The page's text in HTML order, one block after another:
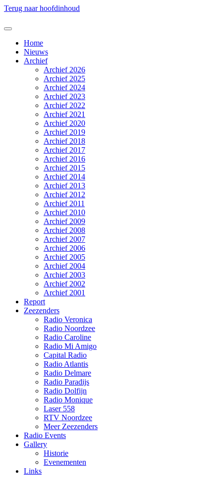
Terug naar hoofdinhoud
Home
Nieuws
Archief
Archief 2026
Archief 2025
Archief 2024
Archief 2023
Archief 2022
Archief 2021
Archief 2020
Archief 2019
Archief 2018
Archief 2017
Archief 2016
Archief 2015
Archief 2014
Archief 2013
Archief 2012
Archief 2011
Archief 2010
Archief 2009
Archief 2008
Archief 2007
Archief 2006
Archief 2005
Archief 2004
Archief 2003
Archief 2002
Archief 2001
Report
Zeezenders
Radio Veronica
Radio Noordzee
Radio Caroline
Radio Mi Amigo
Capital Radio
Radio Atlantis
Radio Delmare
Radio Paradijs
Radio Dolfijn
Radio Monique
Laser 558
RTV Noordzee
Meer Zeezenders
Radio Events
Gallery
Historie
Evenementen
Links